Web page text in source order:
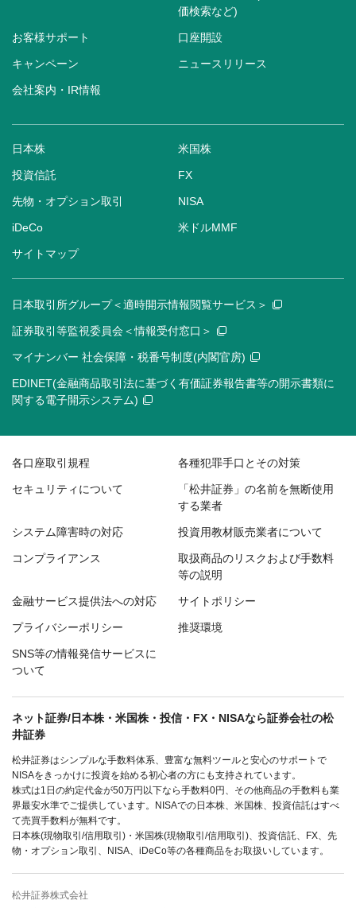
価検索など)
お客様サポート 口座開設
キャンペーン ニュースリリース
会社案内・IR情報
日本株 米国株
投資信託 FX
先物・オプション取引 NISA
iDeCo 米ドルMMF
サイトマップ
日本取引所グループ＜適時開示情報閲覧サービス＞
証券取引等監視委員会＜情報受付窓口＞
マイナンバー 社会保障・税番号制度(内閣官房)
EDINET(金融商品取引法に基づく有価証券報告書等の開示書類に
関する電子開示システム)
各口座取引規程 各種犯罪手口とその対策
セキュリティについて
「松井証券」の名前を無断使用
する業者
システム障害時の対応 投資用教材販売業者について
コンプライアンス
取扱商品のリスクおよび手数料
等の説明
金融サービス提供法への対応 サイトポリシー
プライバシーポリシー 推奨環境
SNS等の情報発信サービスに
ついて
ネット証券/日本株・米国株・投信・FX・NISAなら証券会社の松
井証券
松井証券はシンプルな手数料体系、豊富な無料ツールと安心のサポートで
NISAをきっかけに投資を始める初心者の方にも支持されています。
株式は1日の約定代金が50万円以下なら手数料0円、その他商品の手数料も業
界最安水準でご提供しています。NISAでの日本株、米国株、投資信託はすべ
て売買手数料が無料です。
日本株(現物取引/信用取引)・米国株(現物取引/信用取引)、投資信託、FX、先
物・オプション取引、NISA、iDeCo等の各種商品をお取扱いしています。
松井証券株式会社